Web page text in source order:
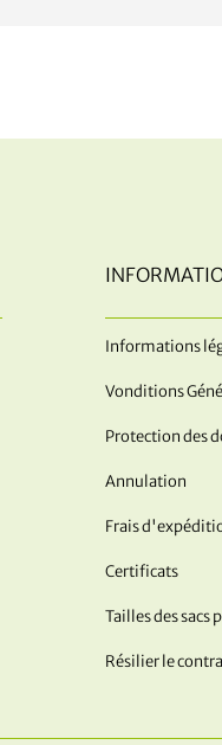
Informations
Vonditions
Protection des
Annulation
Frais
Certificats
Tailles des sacs
Résilier le